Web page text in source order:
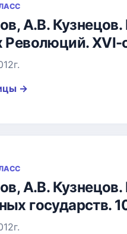
А.В.
Революций. XVI-
→
А.В.
государств.